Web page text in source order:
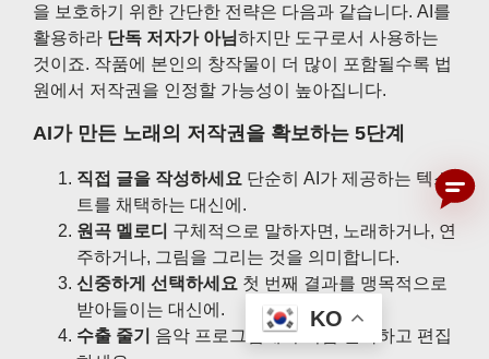
을 보호하기 위한 간단한 전략은 다음과 같습니다. AI를
활용하라 단독 저자가 아님하지만 도구로서 사용하는
것이죠. 작품에 본인의 창작물이 더 많이 포함될수록 법
원에서 저작권을 인정할 가능성이 높아집니다.
AI가 만든 노래의 저작권을 확보하는 5단계
직접 글을 작성하세요 단순히 AI가 제공하는 텍스
트를 채택하는 대신에.
원곡 멜로디 구체적으로 말하자면, 노래하거나, 연
주하거나, 그림을 그리는 것을 의미합니다.
신중하게 선택하세요 첫 번째 결과를 맹목적으로
받아들이는 대신에.
수출 줄기
음악 프로그램에서 직접 편곡하고 편집
KO